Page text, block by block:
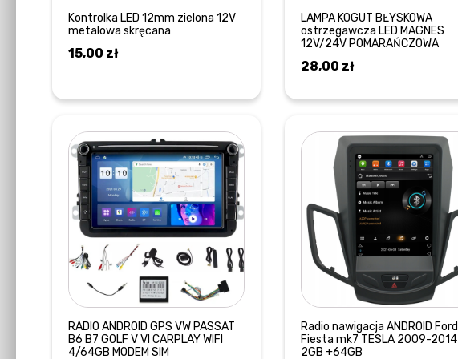
Kontrolka LED 12mm zielona 12V
metalowa skręcana
15,00 zł
LAMPA KOGUT BŁYSKOWA
ostrzegawcza LED MAGNES
12V/24V POMARAŃCZOWA
28,00 zł
RADIO ANDROID GPS VW PASSAT
B6 B7 GOLF V VI CARPLAY WIFI
4/64GB MODEM SIM
Radio nawigacja ANDROID Ford
Fiesta mk7 TESLA 2009-2014
2GB +64GB